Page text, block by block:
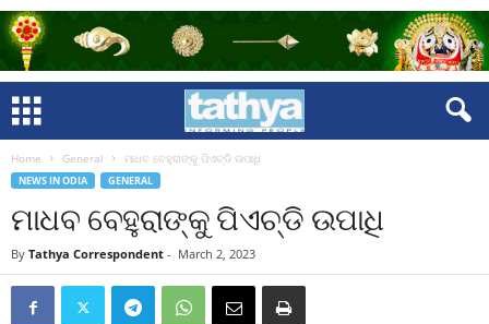
Home General ମାଧବ ବେହୁରାଙ୍କୁ ପିଏଚ୍‌ଡି ଉପାଧି
NEWS IN ODIA GENERAL
ମାଧବ ବେହୁରାଙ୍କୁ ପିଏଚ୍‌ଡି ଉପାଧି
By Tathya Correspondent - March 2, 2023